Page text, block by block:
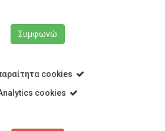
Συμφωνώ
cookies
cookies